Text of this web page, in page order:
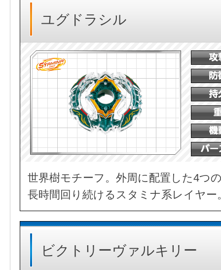
ユグドラシル
世界樹モチーフ。外周に配置した4つ
長時間回り続けるスタミナ系レイヤー
ビクトリーヴァルキリー